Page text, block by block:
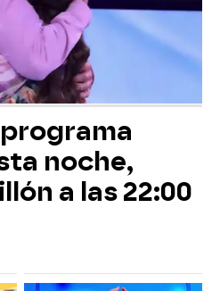
noche,
a las 22:00